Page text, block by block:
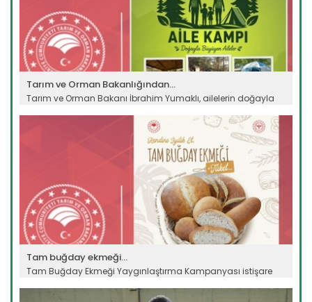
Tarım ve Orman Bakanlığından...
Tarım ve Orman Bakanı İbrahim Yumaklı, ailelerin doğayla
Tam buğday ekmeği...
Tam Buğday Ekmeği Yaygınlaştırma Kampanyası istişare